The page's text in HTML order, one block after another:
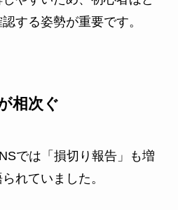
する姿勢が重要です。
相次ぐ
では「損切り報告」も増
れていました。